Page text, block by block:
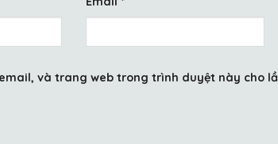
và trang web trong trình duyệt này cho